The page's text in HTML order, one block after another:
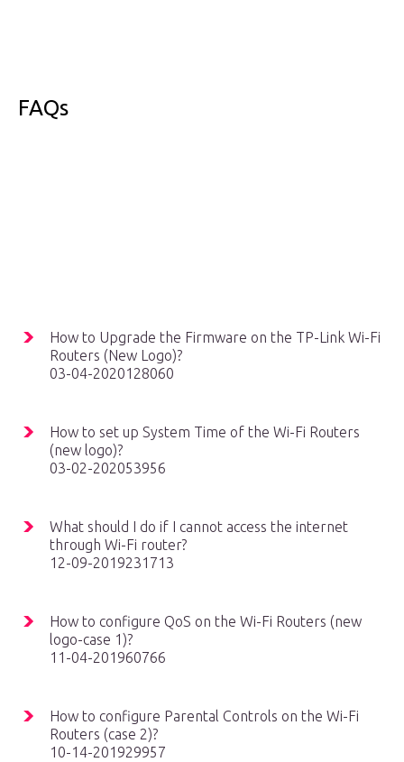
FAQs
How to Upgrade the Firmware on the TP-Link Wi-Fi
Routers (New Logo)?
03-04-2020128060
How to set up System Time of the Wi-Fi Routers
(new logo)?
03-02-202053956
What should I do if I cannot access the internet
through Wi-Fi router?
12-09-2019231713
How to configure QoS on the Wi-Fi Routers (new
logo-case 1)?
11-04-201960766
How to configure Parental Controls on the Wi-Fi
Routers (case 2)?
10-14-201929957